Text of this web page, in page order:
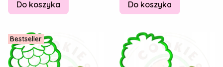
Do koszyka
Do koszyka
Bestseller